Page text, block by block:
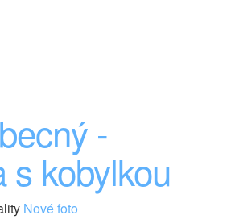
-
s kobylkou
Nové foto